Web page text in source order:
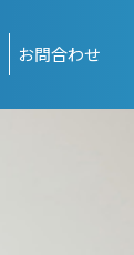
お問合わせ